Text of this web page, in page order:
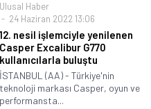
Ulusal Haber
24 Haziran 2022 13:06
12. nesil işlemciyle yenilenen
Casper Excalibur G770
kullanıcılarla buluştu
İSTANBUL (AA) - Türkiye'nin
teknoloji markası Casper, oyun ve
performansta...